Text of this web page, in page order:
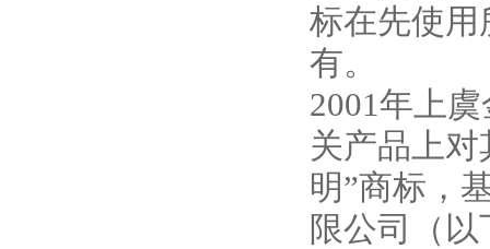
标在先使用
有。
2001年上
关产品上
明”商标，
限公司（